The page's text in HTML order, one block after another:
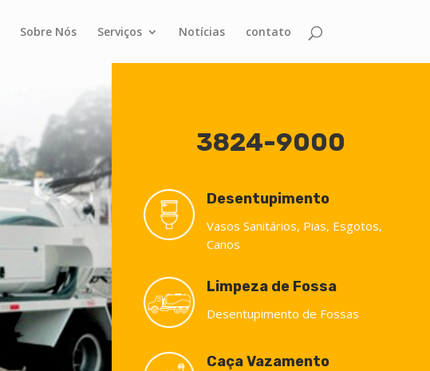
Sobre Nós Serviços Notícias contato
3824-9000
Desentupimento
Vasos Sanitários, Pias, Esgotos,
Canos
Limpeza de Fossa
Desentupimento de Fossas
Caça Vazamento